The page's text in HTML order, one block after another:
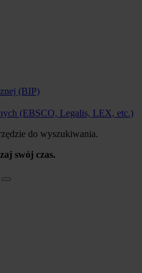
(BIP)
(EBSCO, Legalis, LEX, etc.)
do wyszukiwania.
swój czas.